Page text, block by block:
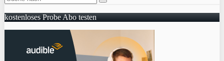
kostenloses Probe Abo testen